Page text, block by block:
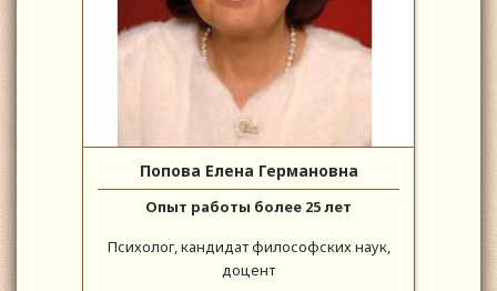
Попова Елена Германовна
Опыт работы более 25 лет
Психолог, кандидат философских наук,
доцент